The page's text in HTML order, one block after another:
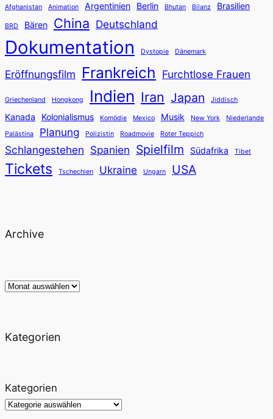
Afghanistan Animation Argentinien Berlin Bhutan Bilanz Brasilien
BRD Bären China Deutschland
Dokumentation Dystopie Dänemark
Eröffnungsfilm Frankreich Furchtlose Frauen
Griechenland Hongkong Indien Iran Japan Jiddisch
Kanada Kolonialismus Komödie Mexico Musik New York
Niederlande
Palästina
Planung Polizistin Roadmovie Roter Teppich
Schlangestehen Spanien Spielfilm Südafrika Tibet
Tickets Tschechien Ukraine Ungarn USA
Archive
Archiv
Kategorien
Kategorien